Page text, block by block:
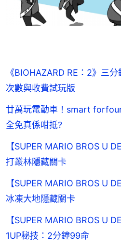
《BIOHAZARD RE：2》三
次數與收費試玩版
廿萬玩電動車！smart
全免真係咁抵?
【SUPER MARIO BROS U
打叢林隱藏關卡
【SUPER MARIO BROS U
冰凍大地隱藏關卡
【SUPER MARIO BROS U
1UP秘技：2分鐘99命